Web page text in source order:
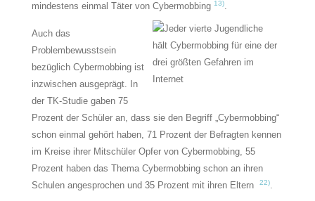
mindestens einmal Täter von Cybermobbing 13)
Auch das
Problembewusstsein
bezüglich Cybermobbing ist
inzwischen ausgeprägt. In
der TK-Studie gaben 75
Prozent der Schüler an, dass sie den Begriff „Cybermobbing“
schon einmal gehört haben, 71 Prozent der Befragten kennen
im Kreise ihrer Mitschüler Opfer von Cybermobbing, 55
Prozent haben das Thema Cybermobbing schon an ihren
Schulen angesprochen und 35 Prozent mit ihren Eltern
22)